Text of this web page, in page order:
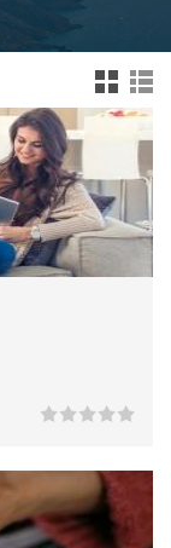
widok drz
ewa
felkowy